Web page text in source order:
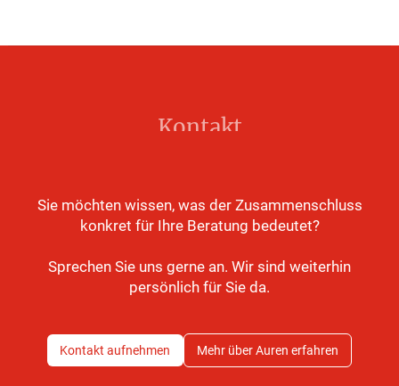
Kontakt
Sie möchten wissen, was der Zusammenschluss
konkret für Ihre Beratung bedeutet?
Sprechen Sie uns gerne an. Wir sind weiterhin
persönlich für Sie da.
Kontakt aufnehmen Mehr über Auren erfahren